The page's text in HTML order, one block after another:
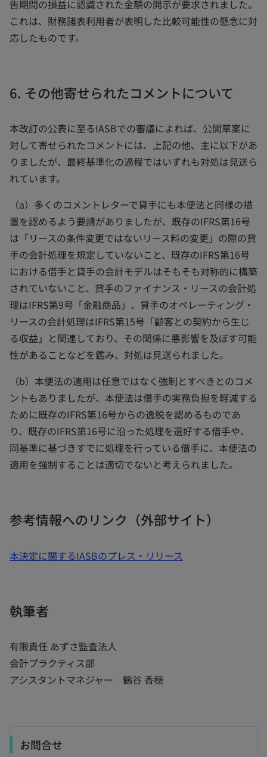
告期間の損益に認識された金額の開示が要求されました。
これは、財務諸表利用者が表明した比較可能性の懸念に対
応したものです。
6. その他寄せられたコメントについて
本改訂の公表に至るIASBでの審議によれば、公開草案に
対して寄せられたコメントには、上記の他、主に以下があ
りましたが、最終基準化の過程ではいずれも対処は見送ら
れています。
（a）多くのコメントレターで貸手にも本便法と同様の措
置を認めるよう要請がありましたが、既存のIFRS第16号
は「リースの条件変更ではないリース料の変更」の際の貸
手の会計処理を規定していないこと、既存のIFRS第16号
における借手と貸手の会計モデルはそもそも対称的に構築
されていないこと、貸手のファイナンス・リースの会計処
理はIFRS第9号「金融商品」、貸手のオペレーティング・
リースの会計処理はIFRS第15号「顧客との契約から生じ
る収益」と関連しており、その関係に悪影響を及ぼす可能
性があることなどを鑑み、対処は見送られました。
（b）本便法の適用は任意ではなく強制とすべきとのコメ
ントもありましたが、本便法は借手の実務負担を軽減する
ために既存のIFRS第16号からの逸脱を認めるものであ
り、既存のIFRS第16号に沿った処理を選好する借手や、
同基準に基づきすでに処理を行っている借手に、本便法の
適用を強制することは適切でないと考えられました。
参考情報へのリンク（外部サイト）
本決定に関するIASBのプレス・リリース
執筆者
有限責任 あずさ監査法人
会計プラクティス部
アシスタントマネジャー 鶴谷 香穂
お問合せ